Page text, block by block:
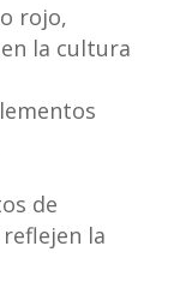
rojo,
la cultura
de
la